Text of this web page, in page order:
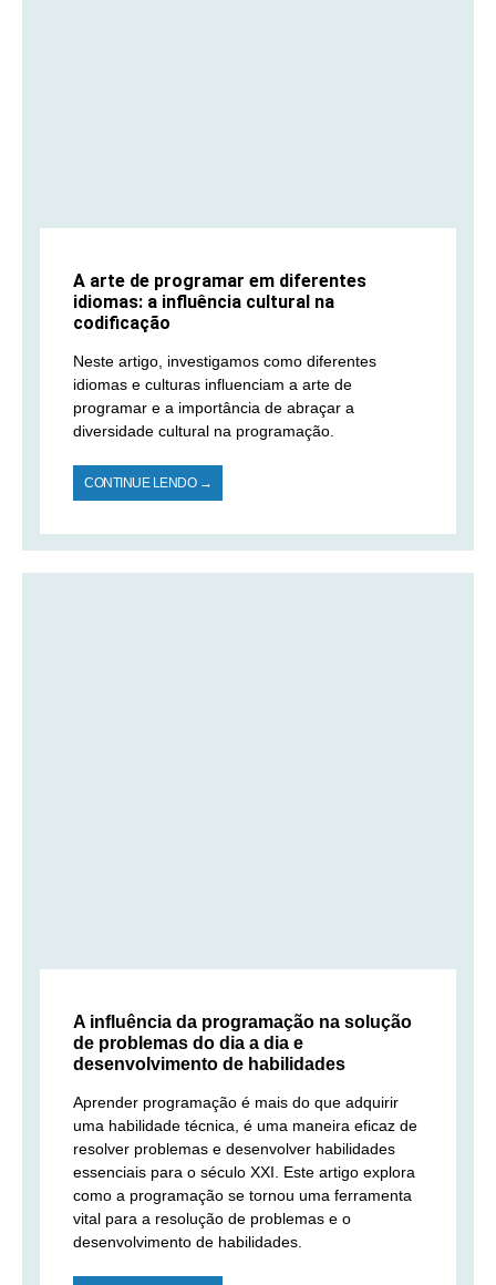
A arte de programar em diferentes
idiomas: a influência cultural na
codificação
Neste artigo, investigamos como diferentes
idiomas e culturas influenciam a arte de
programar e a importância de abraçar a
diversidade cultural na programação.
CONTINUE LENDO →
A influência da programação na solução
de problemas do dia a dia e
desenvolvimento de habilidades
Aprender programação é mais do que adquirir
uma habilidade técnica, é uma maneira eficaz de
resolver problemas e desenvolver habilidades
essenciais para o século XXI. Este artigo explora
como a programação se tornou uma ferramenta
vital para a resolução de problemas e o
desenvolvimento de habilidades.